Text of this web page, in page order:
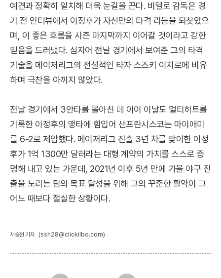
예견과 정확히 일치해 더욱 눈길을 끈다. 비텔로 감독은 경
기 전 인터뷰에서 이정후가 자신만의 타격 리듬을 되찾았으
며, 이 좋은 흐름을 시즌 마지막까지 이어갈 것이라고 강한
믿음을 드러냈다. 심지어 전날 경기에서 보여준 그의 타격
기술을 메이저리그의 전설적인 타자 스즈키 이치로에 비유
하며 극찬을 아끼지 않았다.
전날 경기에서 3안타를 몰아친 데 이어 이날도 멀티히트를
기록한 이정후의 맹타에 힘입어 샌프란시스코는 마이애미
를 6-2로 제압했다. 메이저리그 진출 3년 차를 맞이한 이정
후가 1억 1300만 달러라는 대형 계약의 가치를 스스로 증
명해 내고 있는 가운데, 2021년 이후 5년 만에 가을 야구 진
출을 노리는 팀의 목표 달성을 위해 그의 꾸준한 활약이 그
어느 때보다 절실한 상황이다.
서승현 기자 (ssh28@clickilbo.com)